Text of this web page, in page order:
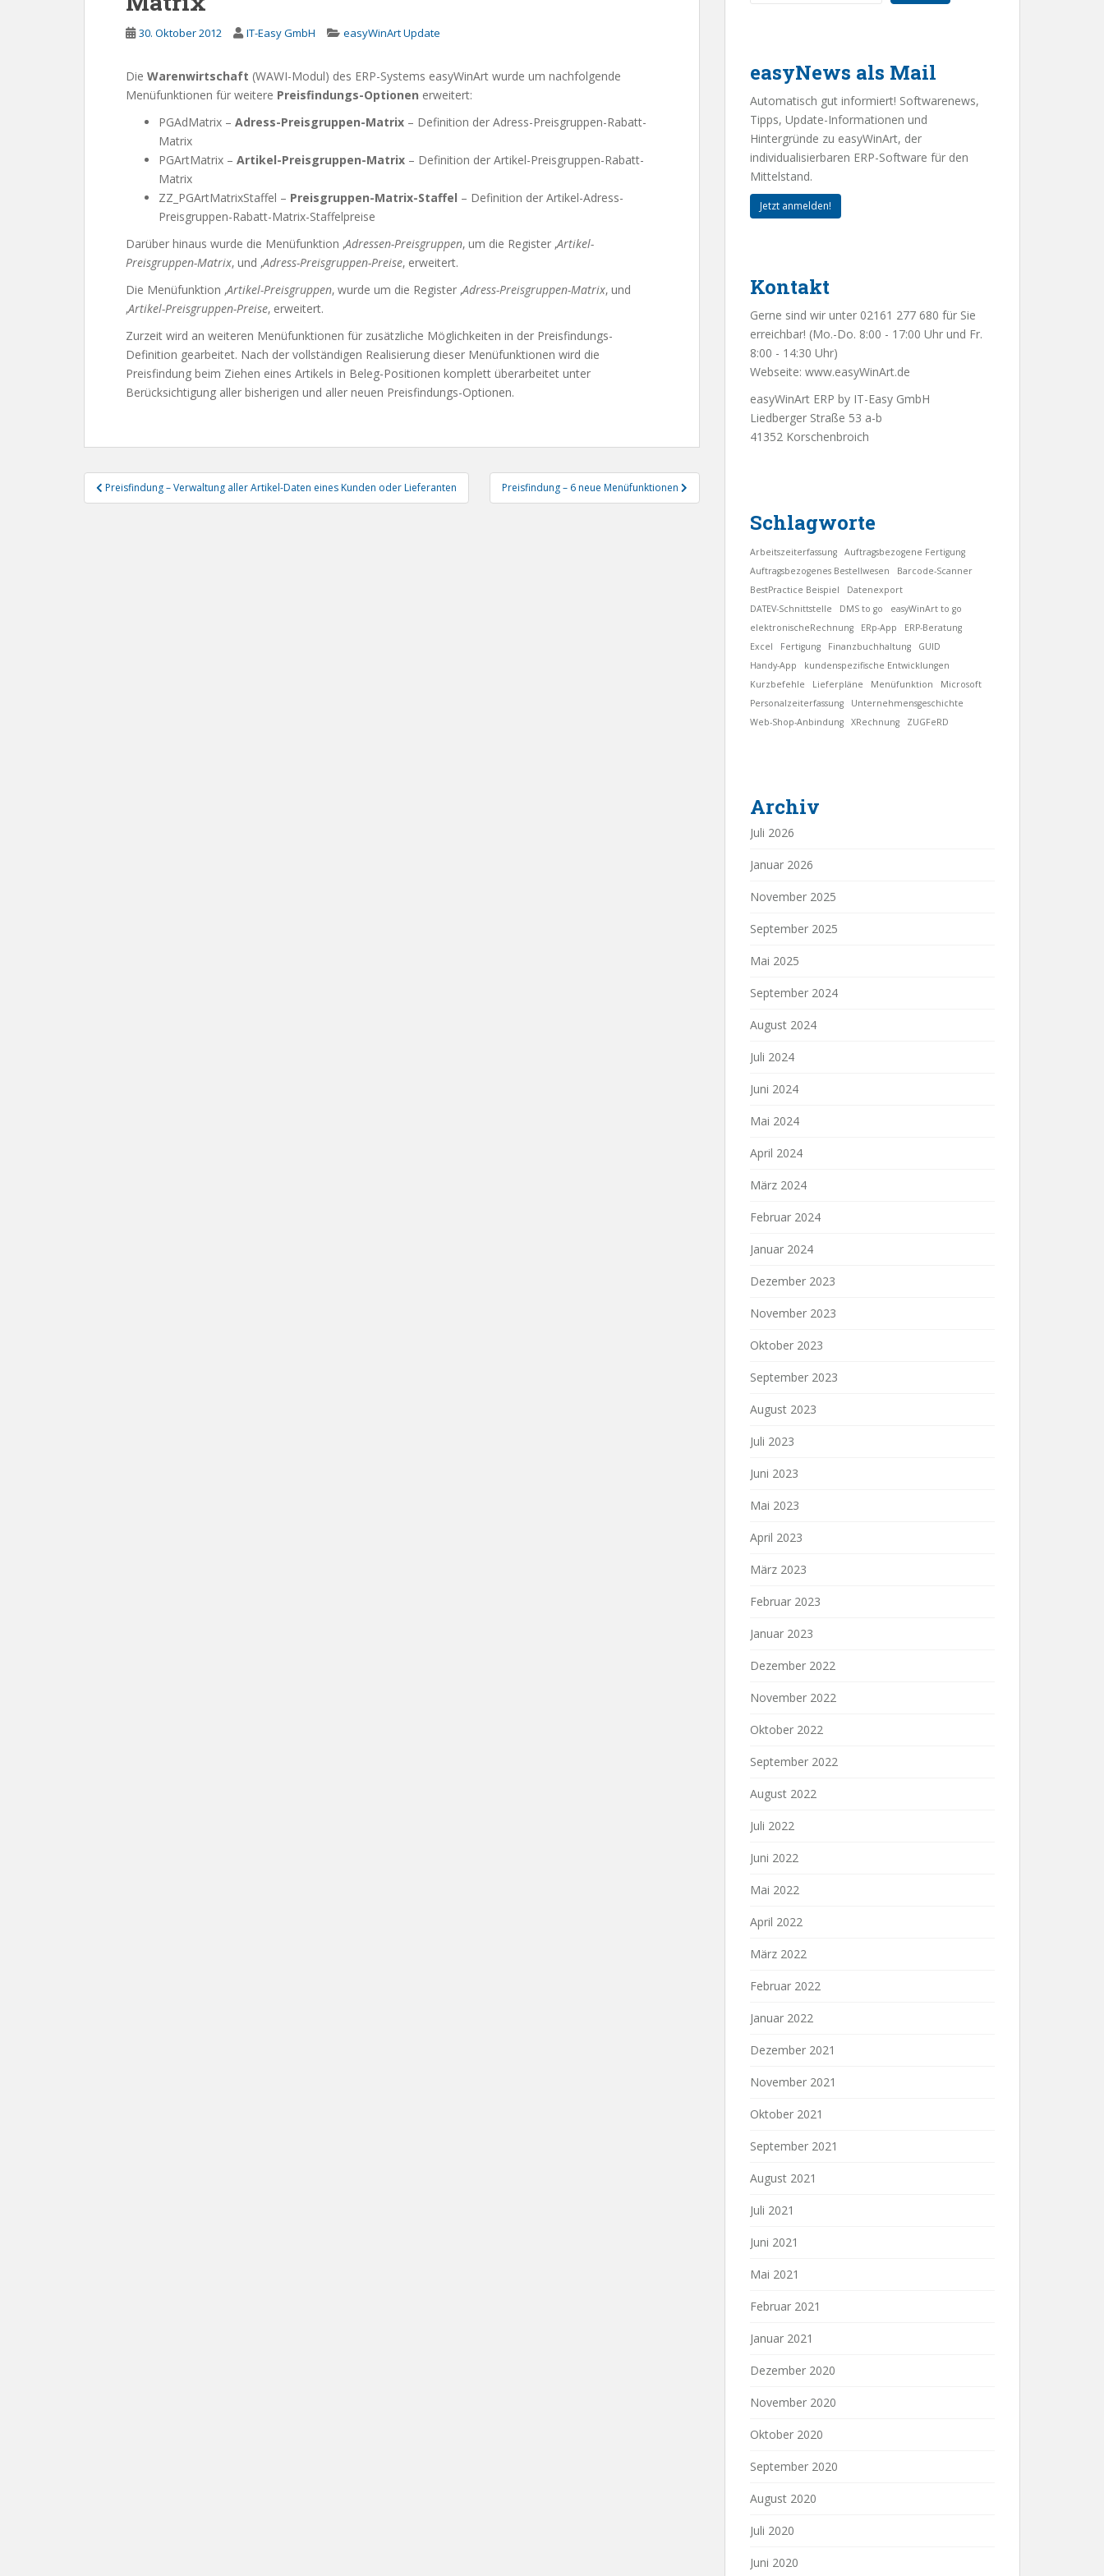
30. Oktober 2012 IT-Easy GmbH easyWinArt Update
Die Warenwirtschaft (WAWI-Modul) des ERP-Systems easyWinArt wurde um nachfolgende
Menüfunktionen für weitere Preisfindungs-Optionen erweitert:
PGAdMatrix – Adress-Preisgruppen-Matrix – Definition der Adress-Preisgruppen-Rabatt-
Matrix
PGArtMatrix – Artikel-Preisgruppen-Matrix – Definition der Artikel-Preisgruppen-Rabatt-
Matrix
ZZ_PGArtMatrixStaffel – Preisgruppen-Matrix-Staffel – Definition der Artikel-Adress-
Preisgruppen-Rabatt-Matrix-Staffelpreise
Darüber hinaus wurde die Menüfunktion ‚Adressen-Preisgruppen‚ um die Register ‚Artikel-
Preisgruppen-Matrix‚ und ‚Adress-Preisgruppen-Preise‚ erweitert.
Die Menüfunktion ‚Artikel-Preisgruppen‚ wurde um die Register ‚Adress-Preisgruppen-Matrix‚ und
‚Artikel-Preisgruppen-Preise‚ erweitert.
Zurzeit wird an weiteren Menüfunktionen für zusätzliche Möglichkeiten in der Preisfindungs-
Definition gearbeitet. Nach der vollständigen Realisierung dieser Menüfunktionen wird die
Preisfindung beim Ziehen eines Artikels in Beleg-Positionen komplett überarbeitet unter
Berücksichtigung aller bisherigen und aller neuen Preisfindungs-Optionen.
Beitragsnavigation
Preisfindung – Verwaltung aller Artikel-Daten eines Kunden oder Lieferanten Preisfindung – 6 neue Menüfunktionen
easyNews als Mail
Automatisch gut informiert! Softwarenews,
Tipps, Update-Informationen und
Hintergründe zu easyWinArt, der
individualisierbaren ERP-Software für den
Mittelstand.
Jetzt anmelden!
Kontakt
Gerne sind wir unter 02161 277 680 für Sie
erreichbar! (Mo.-Do. 8:00 - 17:00 Uhr und Fr.
8:00 - 14:30 Uhr)
Webseite: www.easyWinArt.de
easyWinArt ERP by IT-Easy GmbH
Liedberger Straße 53 a-b
41352 Korschenbroich
Schlagworte
Arbeitszeiterfassung
Auftragsbezogene Fertigung
Auftragsbezogenes Bestellwesen
Barcode-Scanner
BestPractice Beispiel
Datenexport
DATEV-Schnittstelle
DMS to go
easyWinArt to go
elektronischeRechnung
ERp-App
ERP-Beratung
Excel
Fertigung Finanzbuchhaltung
GUID
Handy-App
kundenspezifische Entwicklungen
Kurzbefehle
Lieferpläne Menüfunktion
Microsoft
Personalzeiterfassung
Unternehmensgeschichte
Web-Shop-Anbindung
XRechnung ZUGFeRD
Archiv
Juli 2026
Januar 2026
November 2025
September 2025
Mai 2025
September 2024
August 2024
Juli 2024
Juni 2024
Mai 2024
April 2024
März 2024
Februar 2024
Januar 2024
Dezember 2023
November 2023
Oktober 2023
September 2023
August 2023
Juli 2023
Juni 2023
Mai 2023
April 2023
März 2023
Februar 2023
Januar 2023
Dezember 2022
November 2022
Oktober 2022
September 2022
August 2022
Juli 2022
Juni 2022
Mai 2022
April 2022
März 2022
Februar 2022
Januar 2022
Dezember 2021
November 2021
Oktober 2021
September 2021
August 2021
Juli 2021
Juni 2021
Mai 2021
Februar 2021
Januar 2021
Dezember 2020
November 2020
Oktober 2020
September 2020
August 2020
Juli 2020
Juni 2020